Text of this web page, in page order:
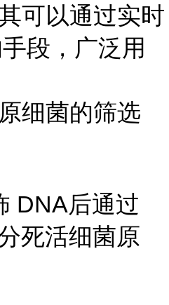
可以通过实时
段，广泛用
细菌的筛选
DNA后通过
死活细菌原